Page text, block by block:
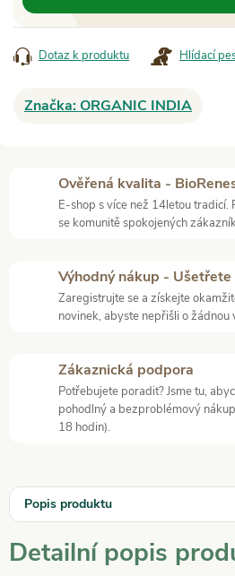
Dotaz k produktu Hlídací
Značka:ORGANIC INDIA
Ověřená kvalita -
E-shop s více než 14letou tradicí.
se komunitě spokojených
Výhodný nákup - Ušetřete
Zaregistrujte se a získejte
novinek, abyste nepřišli o žádnou
Zákaznická podpora
Potřebujete poradit? Jsme tu,
pohodlný a bezproblémový
18 hodin).
Popis produktu
Detailní popis